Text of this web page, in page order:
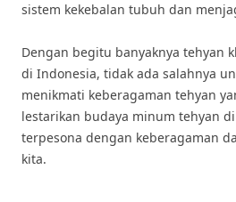
sistem kekebalan tubuh dan
Dengan begitu banyaknya tehyan
di Indonesia, tidak ada salahnya
menikmati keberagaman tehyan
lestarikan budaya minum tehyan
terpesona dengan keberagaman
kita.